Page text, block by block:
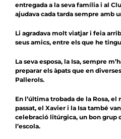
entregada a la seva família i al
ajudava cada tarda sempre amb
Li agradava molt viatjar i feia
seus amics, entre els que he
La seva esposa, la Isa, sempre
preparar els àpats que en
Pallerols.
En l’última trobada de la Rosa, el
passat, el Xavier i la Isa també
celebració litúrgica, un bon grup
l’escola.